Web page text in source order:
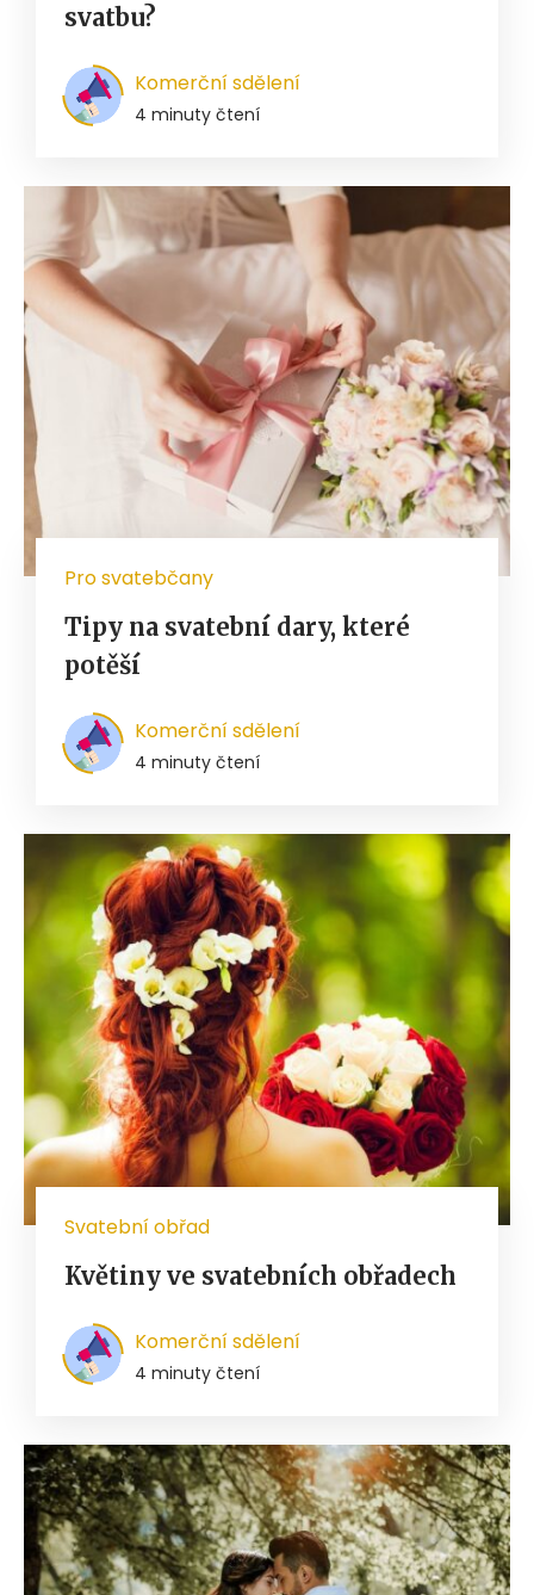
svatbu?
Komerční sdělení
4 minuty čtení
Pro svatebčany
Tipy na svatební dary, které
potěší
Komerční sdělení
4 minuty čtení
Svatební obřad
Květiny ve svatebních obřadech
Komerční sdělení
4 minuty čtení